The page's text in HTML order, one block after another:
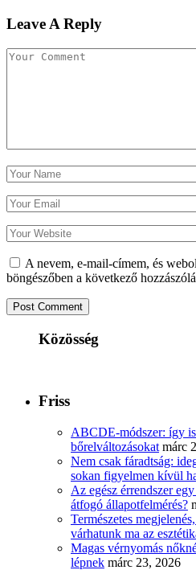
Leave A Reply
A nevem, e-mail-címem, és
böngészőben a következő
Közösség
Friss
ABCDE‑módszer: így
bőrelváltozásokat márc
Nem csak fáradtság:
sokan figyelmen kívül
Az egész érrendszer
átfogó állapotfelmérés?
Természetes
várhatunk ma az
Magas vérnyomás
lépnek márc 23, 2026